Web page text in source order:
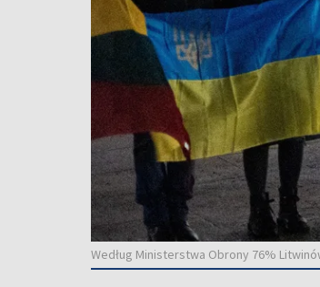
Według Ministerstwa Obrony 76%